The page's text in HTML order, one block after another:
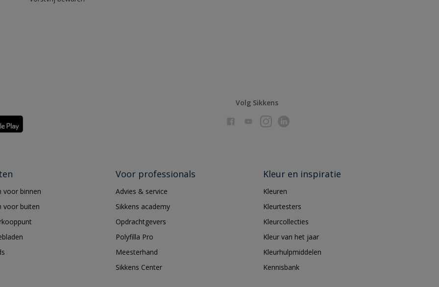
Volg Sikkens
voor binnen
voor buiten
Voor professionals
Advies & service
Sikkens academy
Opdrachtgevers
Polyfilla Pro
Meesterhand
Sikkens Center
Kleur en inspiratie
Kleuren
Kleurtesters
Kleurcollecties
Kleur van het jaar
Kleurhulpmiddelen
Kennisbank